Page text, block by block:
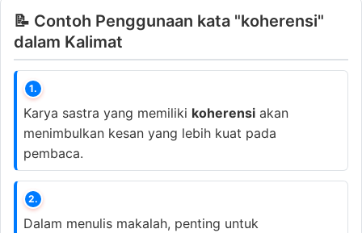
📝 Contoh Penggunaan kata "koherensi"
dalam Kalimat
1.
Karya sastra yang memiliki koherensi akan
menimbulkan kesan yang lebih kuat pada
pembaca.
2.
Dalam menulis makalah, penting untuk